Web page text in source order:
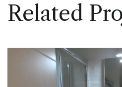
Related